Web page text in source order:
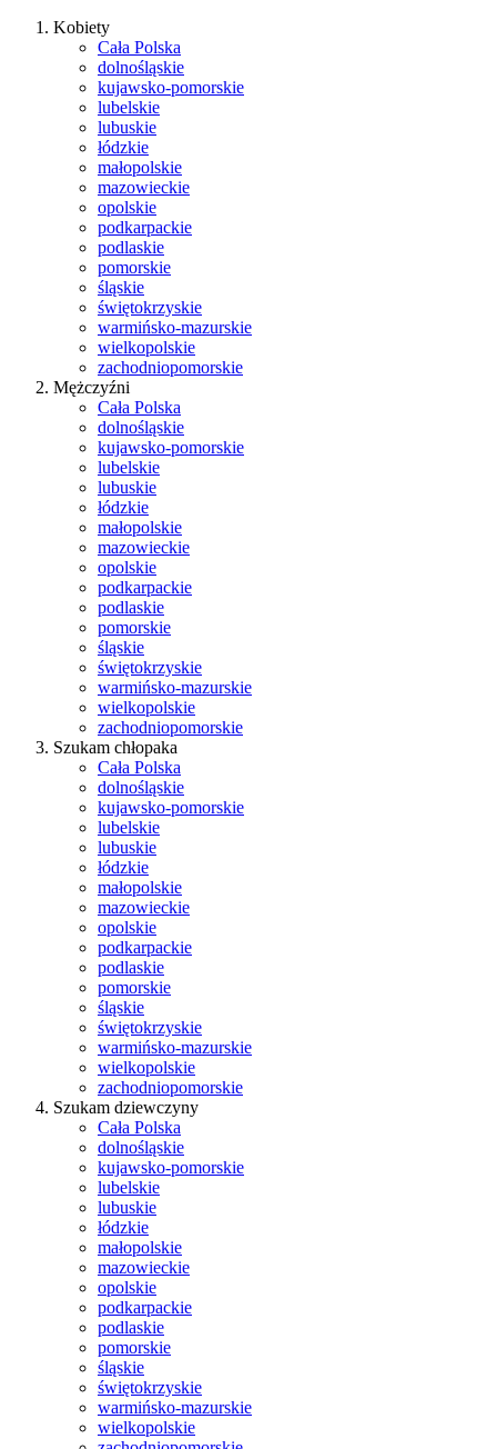
Kobiety
Cała Polska
dolnośląskie
kujawsko-pomorskie
lubelskie
lubuskie
łódzkie
małopolskie
mazowieckie
opolskie
podkarpackie
podlaskie
pomorskie
śląskie
świętokrzyskie
warmińsko-mazurskie
wielkopolskie
zachodniopomorskie
Mężczyźni
Cała Polska
dolnośląskie
kujawsko-pomorskie
lubelskie
lubuskie
łódzkie
małopolskie
mazowieckie
opolskie
podkarpackie
podlaskie
pomorskie
śląskie
świętokrzyskie
warmińsko-mazurskie
wielkopolskie
zachodniopomorskie
Szukam chłopaka
Cała Polska
dolnośląskie
kujawsko-pomorskie
lubelskie
lubuskie
łódzkie
małopolskie
mazowieckie
opolskie
podkarpackie
podlaskie
pomorskie
śląskie
świętokrzyskie
warmińsko-mazurskie
wielkopolskie
zachodniopomorskie
Szukam dziewczyny
Cała Polska
dolnośląskie
kujawsko-pomorskie
lubelskie
lubuskie
łódzkie
małopolskie
mazowieckie
opolskie
podkarpackie
podlaskie
pomorskie
śląskie
świętokrzyskie
warmińsko-mazurskie
wielkopolskie